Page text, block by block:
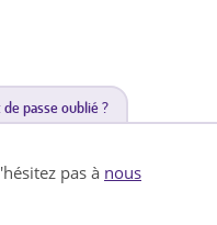
de passe oublié ?
pas à nous